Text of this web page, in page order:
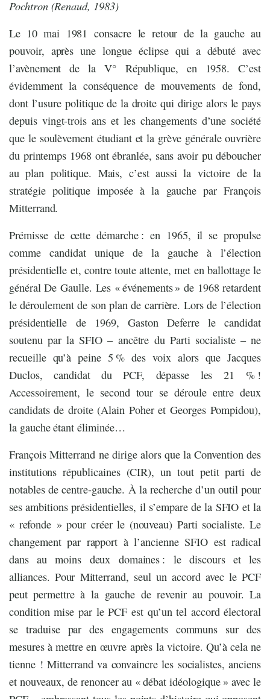
Pochtron (Renaud, 1983)
Le 10 mai 1981 consacre le retour de la gauche au
pouvoir, après une longue éclipse qui a débuté avec
l’avènement de la V° République, en 1958. C’est
évidemment la conséquence de mouvements de fond,
dont l’usure politique de la droite qui dirige alors le pays
depuis vingt-trois ans et les changements d’une société
que le soulèvement étudiant et la grève générale ouvrière
du printemps 1968 ont ébranlée, sans avoir pu déboucher
au plan politique. Mais, c’est aussi la victoire de la
stratégie politique imposée à la gauche par François
Mitterrand.
Prémisse de cette démarche : en 1965, il se propulse
comme candidat unique de la gauche à l’élection
présidentielle et, contre toute attente, met en ballottage le
général De Gaulle. Les « événements » de 1968 retardent
le déroulement de son plan de carrière. Lors de l’élection
présidentielle de 1969, Gaston Deferre le candidat
soutenu par la SFIO – ancêtre du Parti socialiste – ne
recueille qu’à peine 5 % des voix alors que Jacques
Duclos, candidat du PCF, dépasse les 21 % !
Accessoirement, le second tour se déroule entre deux
candidats de droite (Alain Poher et Georges Pompidou),
la gauche étant éliminée…
François Mitterrand ne dirige alors que la Convention des
institutions républicaines (CIR), un tout petit parti de
notables de centre-gauche. À la recherche d’un outil pour
ses ambitions présidentielles, il s’empare de la SFIO et la
« refonde » pour créer le (nouveau) Parti socialiste. Le
changement par rapport à l’ancienne SFIO est radical
dans au moins deux domaines : le discours et les
alliances. Pour Mitterrand, seul un accord avec le PCF
peut permettre à la gauche de revenir au pouvoir. La
condition mise par le PCF est qu’un tel accord électoral
se traduise par des engagements communs sur des
mesures à mettre en œuvre après la victoire. Qu’à cela ne
tienne ! Mitterrand va convaincre les socialistes, anciens
et nouveaux, de renoncer au « débat idéologique » avec le